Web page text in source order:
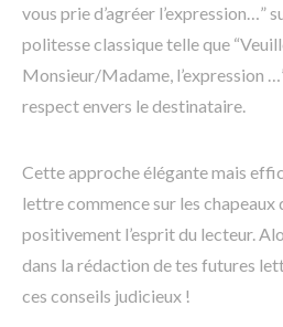
vous prie d’agréer l’expression…”
politesse classique telle que
Monsieur/Madame, l’expression
respect envers le destinataire.
Cette approche élégante mais
lettre commence sur les chapeaux
positivement l’esprit du lecteur.
dans la rédaction de tes futures
ces conseils judicieux !